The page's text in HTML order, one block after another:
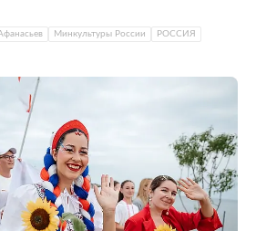
Минкультуры России
РОССИЯ